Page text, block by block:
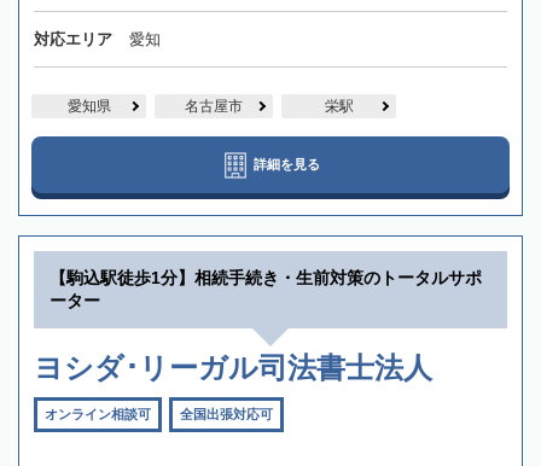
対応エリア 愛知
愛知県 名古屋市 栄駅
詳細を見る
【駒込駅徒歩1分】相続手続き・生前対策のトータルサポ
ーター
ヨシダ･リーガル司法書士法人
オンライン相談可 全国出張対応可